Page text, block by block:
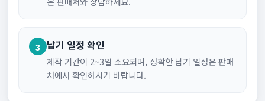
3 납기 일정 확인
제작 기간이 2~3일 소요되며, 정확한 납기 일정은 판매
처에서 확인하시기 바랍니다.